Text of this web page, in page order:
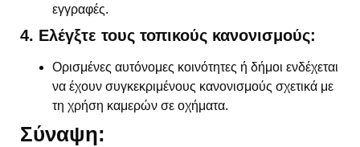
εγγραφές.
4. Ελέγξτε τους τοπικούς κανονισμούς:
Ορισμένες αυτόνομες κοινότητες ή δήμοι ενδέχεται
να έχουν συγκεκριμένους κανονισμούς σχετικά με
τη χρήση καμερών σε οχήματα.
Σύναψη: